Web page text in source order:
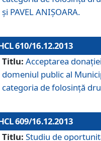
şi PAVEL ANIŞOARA.
610/16.12.2013
Titlu: Acceptarea
domeniul public al
categoria de folosinţă
609/16.12.2013
Titlu: Studiu de